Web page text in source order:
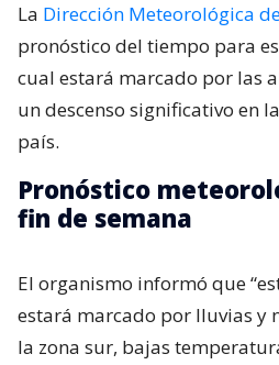
La Dirección Meteorológica
pronóstico del tiempo para
cual estará marcado por las
un descenso significativo en
país.
Pronóstico
fin de semana
El organismo informó que
estará marcado por lluvias y
la zona sur, bajas